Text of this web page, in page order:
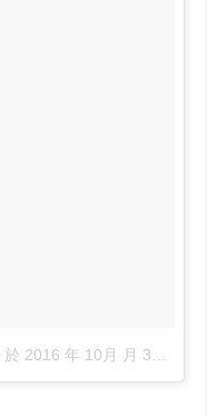
於 2016 年 10月 月 3 3:35上午 PDT